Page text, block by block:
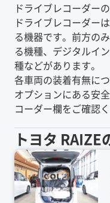
ドライブレコーダー
ドライブレコーダー
る機器です。前方の
る機種、デジタルイ
種などがあります。
各車両の装着有無に
オプションにある安
コーダー欄をご確認く
トヨタ RAIZE